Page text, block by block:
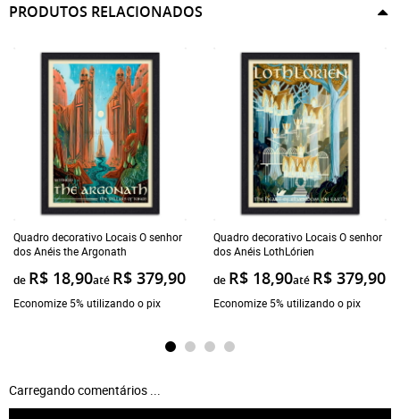
PRODUTOS RELACIONADOS
Quadro decorativo Locais O senhor
dos Anéis the Argonath
de R$ 18,90até R$ 379,90
Economize 5% utilizando o pix
Quadro decorativo Locais O senhor
dos Anéis LothLórien
de R$ 18,90até R$ 379,90
Economize 5% utilizando o pix
Carregando comentários ...